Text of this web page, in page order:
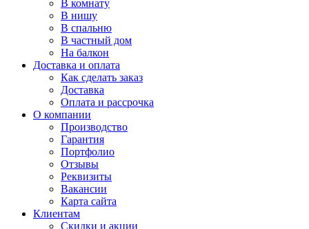
В комнату
В нишу
В спальню
В частный дом
На балкон
Доставка и оплата
Как сделать заказ
Доставка
Оплата и рассрочка
О компании
Производство
Гарантия
Портфолио
Отзывы
Реквизиты
Вакансии
Карта сайта
Клиентам
Скидки и акции